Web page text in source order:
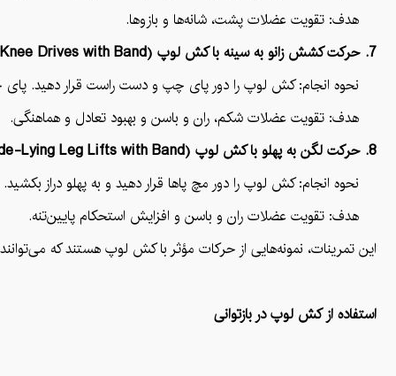
هدف: تقویت عضلات پشت، شانه‌ها و بازوها.
7. حرکت کشش زانو به سینه با کش لوپ (Knee Drives with Band)
نحوه انجام: کش لوپ را دور پای چپ و دست راست قرار دهید. پای
هدف: تقویت عضلات شکم، ران و باسن و بهبود تعادل و هماهنگی.
8. حرکت لگن به پهلو با کش لوپ (Side-Lying Leg Lifts with Band)
نحوه انجام: کش لوپ را دور مچ پاها قرار دهید و به پهلو دراز
هدف: تقویت عضلات ران و باسن و افزایش استحکام پایین‌تنه.
این تمرینات، نمونه‌هایی از حرکات مؤثر با کش لوپ هستند که
استفاده از کش لوپ در بازتوانی